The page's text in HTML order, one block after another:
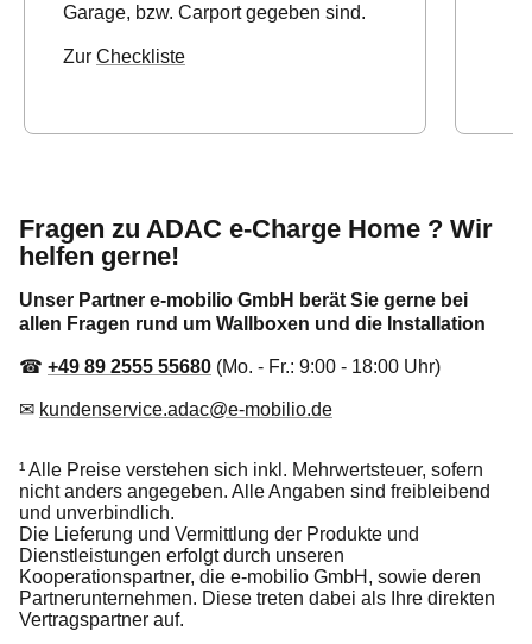
Garage, bzw. Carport gegeben sind.
Zur Checkliste
Fragen zu ADAC e-Charge Home ? Wir
helfen gerne!
Unser Partner e-mobilio GmbH berät Sie gerne bei
allen Fragen rund um Wallboxen und die Installation
☎ +49 89 2555 55680 (Mo. - Fr.: 9:00 - 18:00 Uhr)
✉ kundenservice.adac@e-mobilio.de
¹ Alle Preise verstehen sich inkl. Mehrwertsteuer, sofern
nicht anders angegeben. Alle Angaben sind freibleibend
und unverbindlich.
Die Lieferung und Vermittlung der Produkte und
Dienstleistungen erfolgt durch unseren
Kooperationspartner, die e-mobilio GmbH, sowie deren
Partnerunternehmen. Diese treten dabei als Ihre direkten
Vertragspartner auf.